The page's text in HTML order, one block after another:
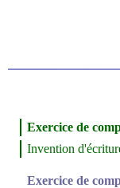
Exercice de
Invention
Exercice de